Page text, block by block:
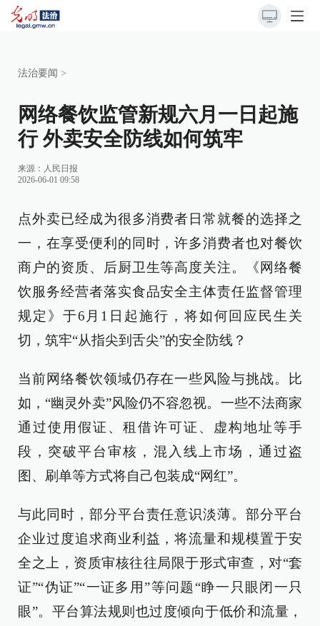
法治要闻 >
网络餐饮监管新规六月一日起施
行 外卖安全防线如何筑牢
来源： 人民日报
2026-06-01 09:58
点外卖已经成为很多消费者日常就餐的选择之
一，在享受便利的同时，许多消费者也对餐饮
商户的资质、后厨卫生等高度关注。《网络餐
饮服务经营者落实食品安全主体责任监督管理
规定》于6月1日起施行，将如何回应民生关
切，筑牢“从指尖到舌尖”的安全防线？
当前网络餐饮领域仍存在一些风险与挑战。比
如，“幽灵外卖”风险仍不容忽视。一些不法商家
通过使用假证、租借许可证、虚构地址等手
段，突破平台审核，混入线上市场，通过盗
图、刷单等方式将自己包装成“网红”。
与此同时，部分平台责任意识淡薄。部分平台
企业过度追求商业利益，将流量和规模置于安
全之上，资质审核往往局限于形式审查，对“套
证”“伪证”“一证多用”等问题“睁一只眼闭一只
眼”。平台算法规则也过度倾向于低价和流量，